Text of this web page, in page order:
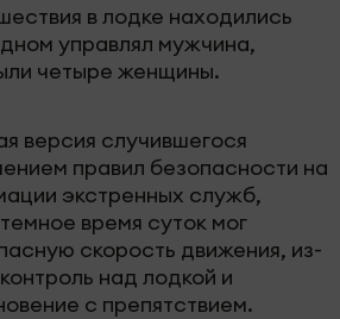
в лодке находились
управлял мужчина,
четыре женщины.
версия случившегося
правил безопасности на
экстренных служб,
время суток мог
скорость движения, из-
над лодкой и
с препятствием.